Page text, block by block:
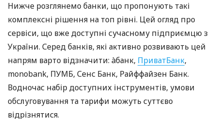
Нижче розглянемо банки, що пропонують такі
комплексні рішення на топ рівні. Цей огляд про
сервіси, що вже доступні сучасному підприємцю з
України. Серед банків, які активно розвивають цей
напрям варто відзначити: àбанк, ПриватБанк,
monobank, ПУМБ, Сенс Банк, Райффайзен Банк.
Водночас набір доступних інструментів, умови
обслуговування та тарифи можуть суттєво
відрізнятися.